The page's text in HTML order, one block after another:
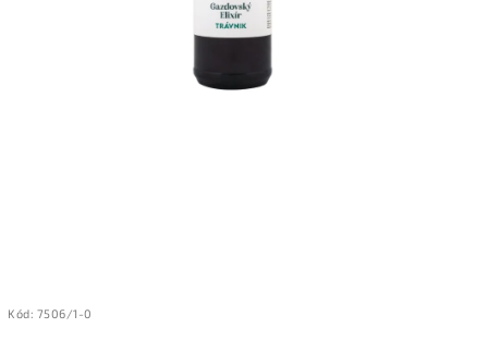
Kód: 7506/1-0